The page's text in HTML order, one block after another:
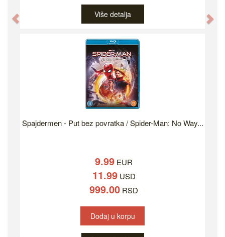
Više detalja
Spajdermen - Put bez povratka / Spider-Man: No Way...
9.99 EUR
11.99USD
999.00 RSD
Dodaj u korpu